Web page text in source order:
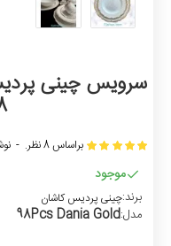
سرویس چینی پردیس
موجود
برند:چینی پردیس کاشان
مدل:98Pcs Dania Gold
براساس 8 نظر. -